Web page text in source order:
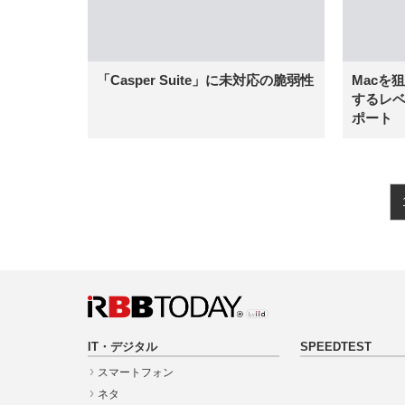
「Casper Suite」に未対応の脆弱性
Macを
するレ
ポート
IT・デジタル
スマートフォン
ネタ
SPEEDTEST